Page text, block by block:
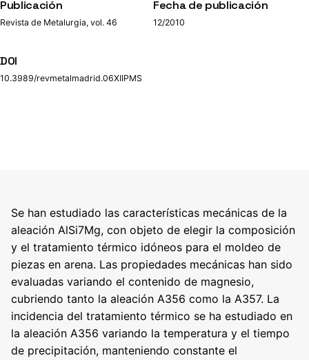
Publicación
Revista de Metalurgia, vol. 46
Fecha de publicación
12/2010
DOI
10.3989/revmetalmadrid.06XIIPMS
Se han estudiado las características mecánicas de la
aleación AlSi7Mg, con objeto de elegir la composición
y el tratamiento térmico idóneos para el moldeo de
piezas en arena. Las propiedades mecánicas han sido
evaluadas variando el contenido de magnesio,
cubriendo tanto la aleación A356 como la A357. La
incidencia del tratamiento térmico se ha estudiado en
la aleación A356 variando la temperatura y el tiempo
de precipitación, manteniendo constante el